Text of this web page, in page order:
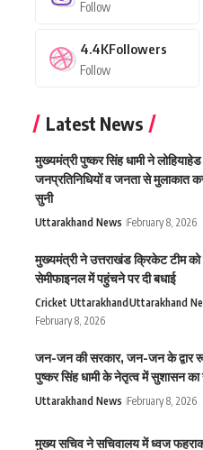
Follow
4.4KFollowers
Follow
Latest News
मुख्यमंत्री पुष्कर सिंह धामी ने
जनप्रतिनिधियों व जनता से मुलाकात
सुनी
Uttarakhand News February 8, 2026
मुख्यमंत्री ने उत्तराखंड क्रिकेट टीम
सेमीफाइनल में पहुंचने पर दी बधाई
Cricket UttarakhandUttarakhand
February 8, 2026
जन-जन की सरकार, जन-जन के द्वार
पुष्कर सिंह धामी के नेतृत्व में सुशासन
Uttarakhand News February 8, 2026
मुख्य सचिव ने सचिवालय में ध्वज